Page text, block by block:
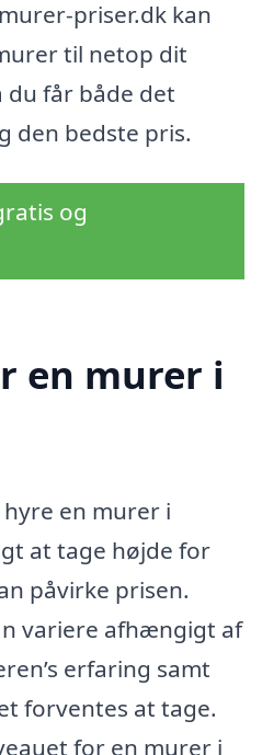
priser.dk kan
til netop dit
du får både det
den bedste pris.
og
en murer i
en murer i
at tage højde for
påvirke prisen.
variere afhængigt af
erfaring samt
forventes at tage.
for en murer i